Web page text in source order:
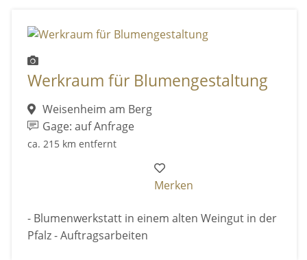
Werkraum für Blumengestaltung
Weisenheim am Berg
Gage: auf Anfrage
ca. 215 km entfernt
Merken
- Blumenwerkstatt in einem alten Weingut in der
Pfalz - Auftragsarbeiten